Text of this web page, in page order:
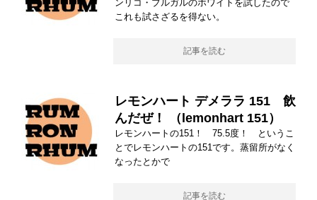
ンリコ・ブルガルのホワイトを試したので
これも試さざるを得ない。
記事を読む
レモンハート デメララ 151 飲
んだぜ！ （lemonhart 151）
レモンハートの151！ 75.5度！ というこ
とでレモンハートの151です。蒸留所がなく
なったとかで
記事を読む